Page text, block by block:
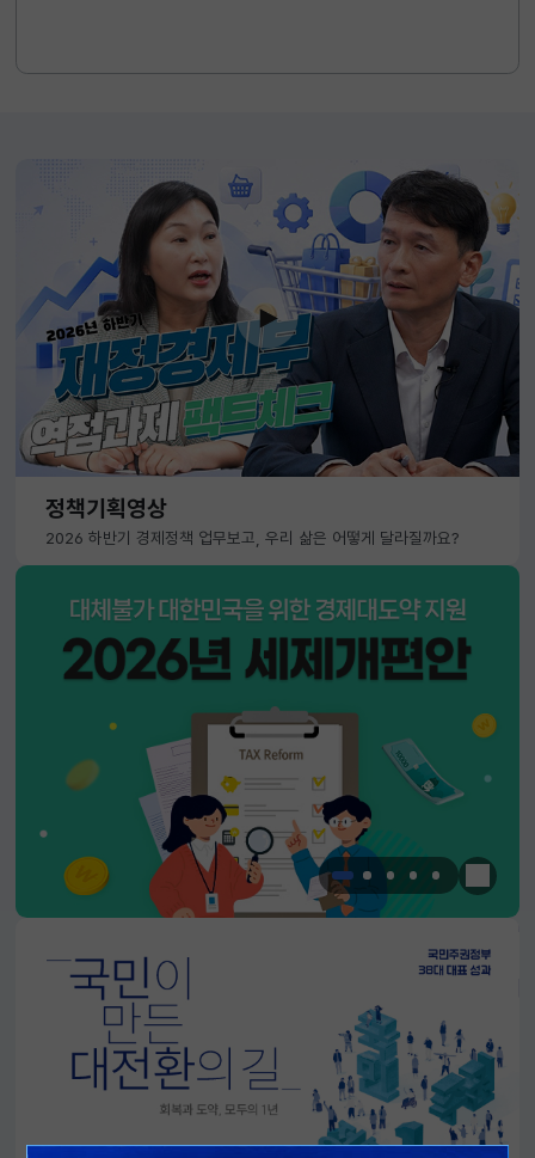
정책기획영상
2026 하반기 경제정책 업무보고, 우리 삶은 어떻게 달라질까요?
한눈에